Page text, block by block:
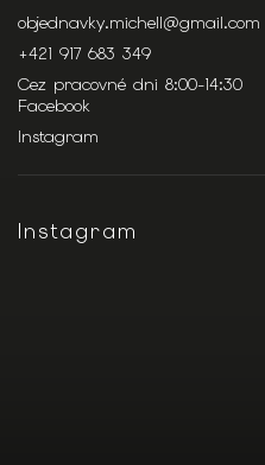
objednavky.michell@gmail.com
+421 917 683 349
Cez pracovné dni 8:00-14:30
Facebook
Instagram
Instagram